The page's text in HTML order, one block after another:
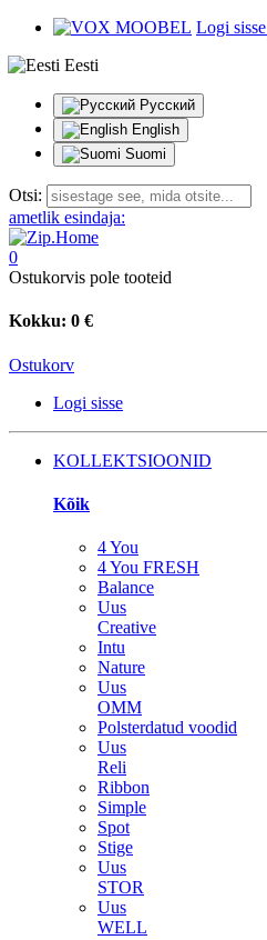
Logi sisse
Eesti
Русский
English
Suomi
Otsi:
ametlik esindaja:
0
Ostukorvis pole tooteid
Kokku: 0 €
Ostukorv
Logi sisse
KOLLEKTSIOONID
Kõik
4 You
4 You FRESH
Balance
Uus
Creative
Intu
Nature
Uus
OMM
Polsterdatud voodid
Uus
Reli
Ribbon
Simple
Spot
Stige
Uus
STOR
Uus
WELL